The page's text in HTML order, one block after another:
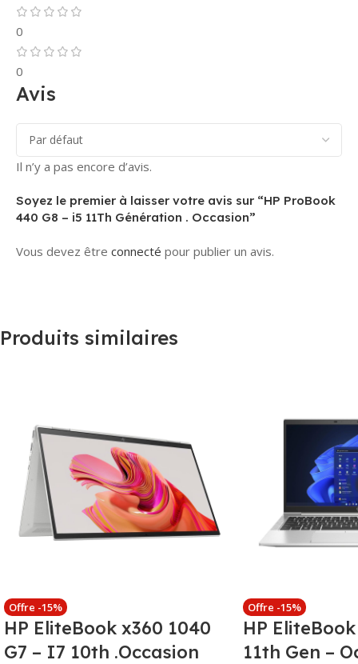
0
0
Avis
Il n’y a pas encore d’avis.
Soyez le premier à laisser votre avis sur “HP ProBook
440 G8 – i5 11Th Génération . Occasion”
Vous devez être connecté pour publier un avis.
Produits similaires
Offre -15%
HP EliteBook x360 1040
G7 – I7 10th .Occasion
Offre -15%
HP
11th Gen –